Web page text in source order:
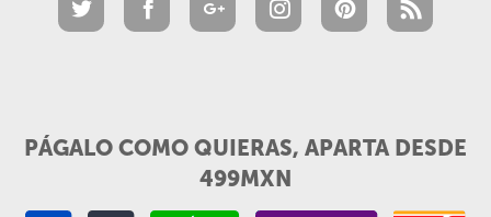
PÁGALO COMO QUIERAS, APARTA DESDE
499MXN